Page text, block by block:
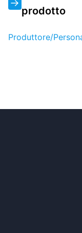
prodotto
Produttore/